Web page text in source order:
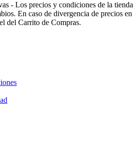
- Los precios y condiciones de la tienda
En caso de divergencia de precios en
del Carrito de Compras.